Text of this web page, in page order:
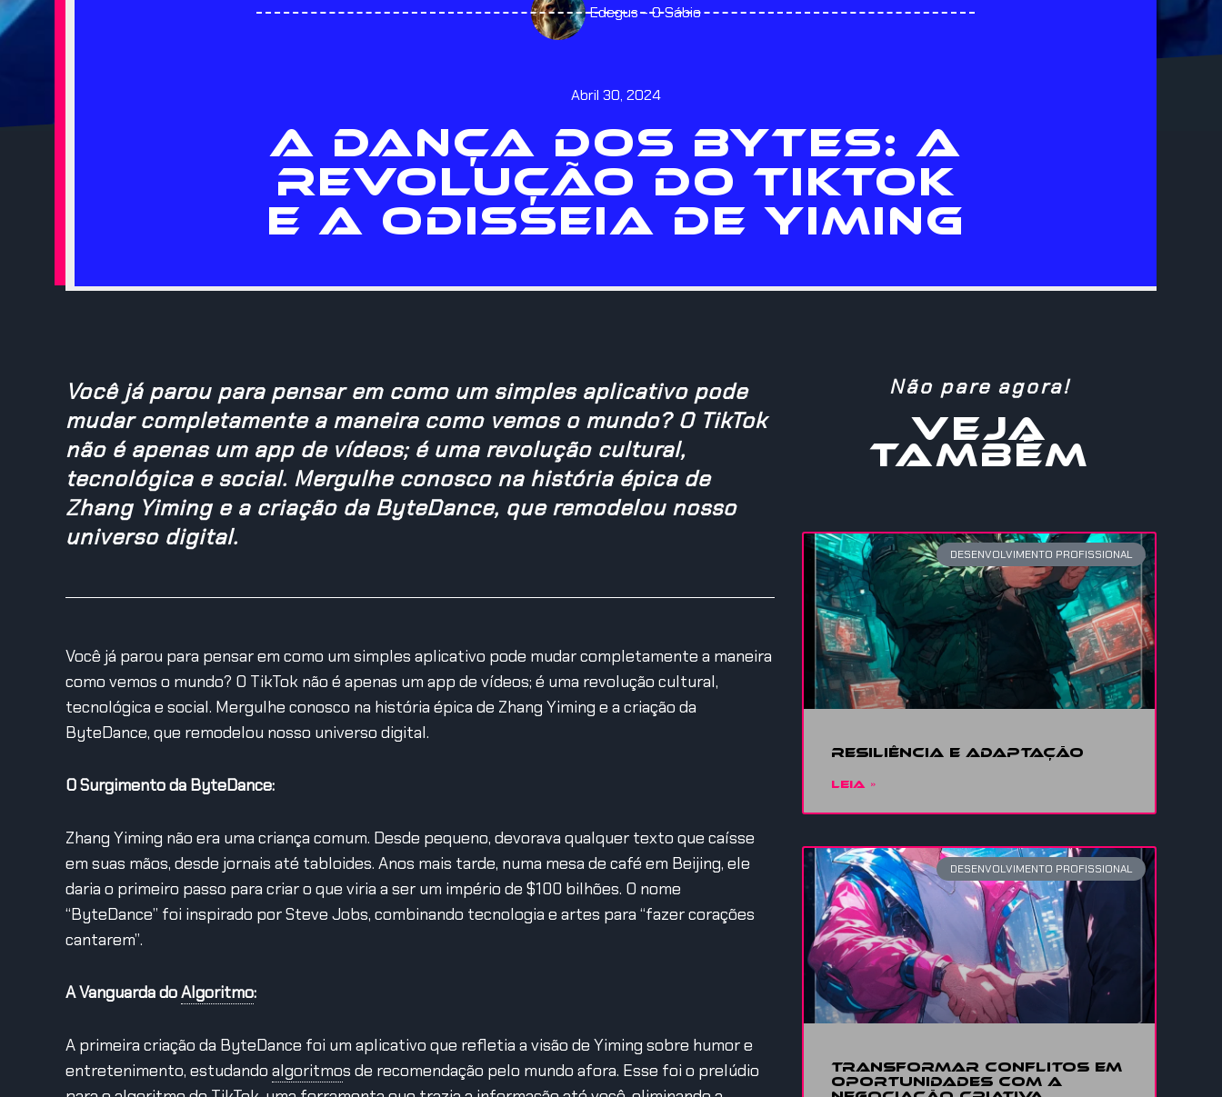
Edegus - O Sábio
Abril 30, 2024
A DANÇA DOS BYTES: A
REVOLUÇÃO DO TIKTOK
E A ODISSEIA DE YIMING
Você já parou para pensar em como um simples aplicativo pode
mudar completamente a maneira como vemos o mundo? O TikTok
não é apenas um app de vídeos; é uma revolução cultural,
tecnológica e social. Mergulhe conosco na história épica de
Zhang Yiming e a criação da ByteDance, que remodelou nosso
universo digital.
Você já parou para pensar em como um simples aplicativo pode mudar completamente a maneira
como vemos o mundo? O TikTok não é apenas um app de vídeos; é uma revolução cultural,
tecnológica e social. Mergulhe conosco na história épica de Zhang Yiming e a criação da
ByteDance, que remodelou nosso universo digital.
O Surgimento da ByteDance:
Zhang Yiming não era uma criança comum. Desde pequeno, devorava qualquer texto que caísse
em suas mãos, desde jornais até tabloides. Anos mais tarde, numa mesa de café em Beijing, ele
daria o primeiro passo para criar o que viria a ser um império de $100 bilhões. O nome
“ByteDance” foi inspirado por Steve Jobs, combinando tecnologia e artes para “fazer corações
cantarem”.
A Vanguarda doAlgoritmo:
A primeira criação da ByteDance foi um aplicativo que refletia a visão de Yiming sobre humor e
entretenimento, estudando algoritmos de recomendação pelo mundo afora. Esse foi o prelúdio
Não pare agora!
VEJA
TAMBÉM
DESENVOLVIMENTO PROFISSIONAL
Resiliência e adaptação
LEIA »
DESENVOLVIMENTO PROFISSIONAL
Transformar conflitos em
oportunidades com a